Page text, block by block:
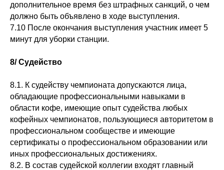
дополнительное время без штрафных санкций, о чем
должно быть объявлено в ходе выступления.
7.10 После окончания выступления участник имеет 5
минут для уборки станции.
8/ Судейство
8.1. К судейству чемпионата допускаются лица,
обладающие профессиональными навыками в
области кофе, имеющие опыт судейства любых
кофейных чемпионатов, пользующиеся авторитетом в
профессиональном сообществе и имеющие
сертификаты о профессиональном образовании или
иных профессиональных достижениях.
8.2. В состав судейской коллегии входят главный